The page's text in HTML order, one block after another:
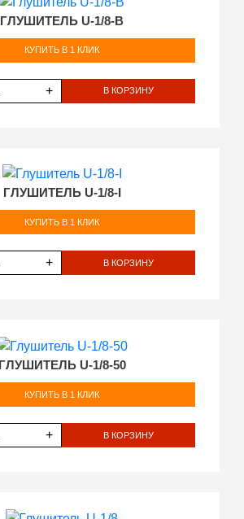
ГЛУШИТЕЛЬ U-1/8-В
КУПИТЬ В 1 КЛИК
+ В КОРЗИНУ
ГЛУШИТЕЛЬ U-1/8-I
КУПИТЬ В 1 КЛИК
+ В КОРЗИНУ
ГЛУШИТЕЛЬ U-1/8-50
КУПИТЬ В 1 КЛИК
+ В КОРЗИНУ